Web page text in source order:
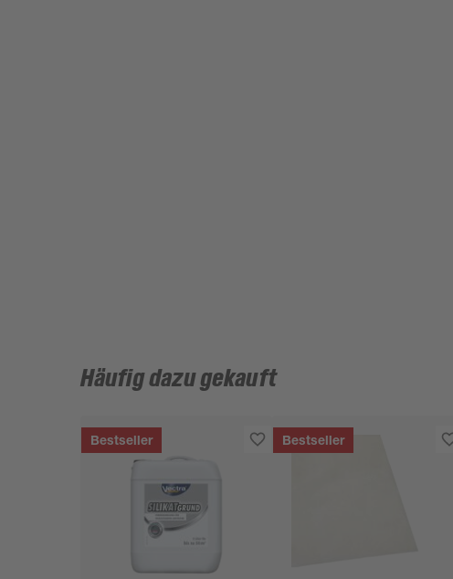
Häufig dazu gekauft
Bestseller Bestseller